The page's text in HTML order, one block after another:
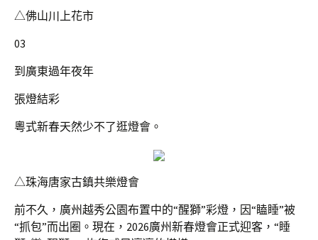
△佛山川上花市
03
到廣東過年夜年
張燈結彩
粵式新春天然少不了逛燈會。
△珠海唐家古鎮共樂燈會
前不久，廣州越秀公園布置中的“醒獅”彩燈，因“瞌睡”被
“抓包”而出圈。現在，2026廣州新春燈會正式迎客，“睡